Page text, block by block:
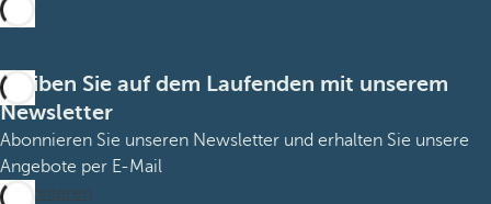
Bleiben Sie auf dem Laufenden mit unserem
Newsletter
Abonnieren Sie unseren Newsletter und erhalten Sie unsere
Angebote per E-Mail
Abonnieren